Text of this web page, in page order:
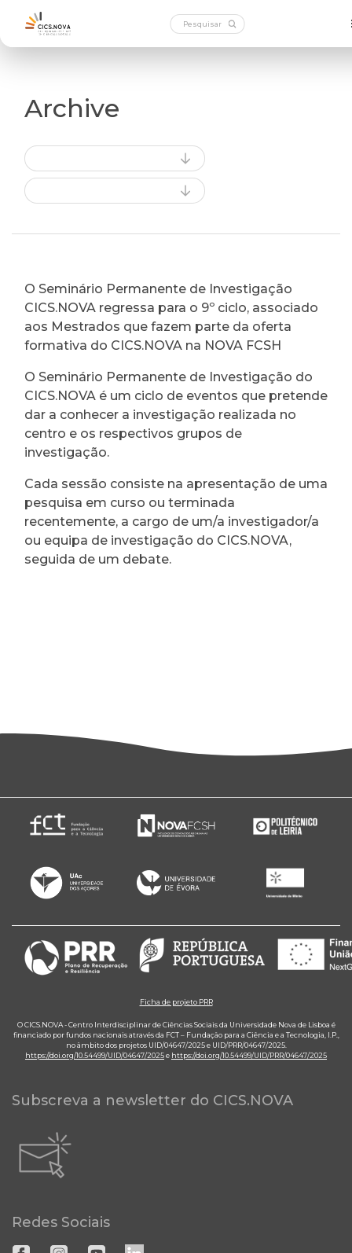
Archive
O Seminário Permanente de Investigação
CICS.NOVA regressa para o 9º ciclo, associado
aos Mestrados que fazem parte da oferta
formativa do CICS.NOVA na NOVA FCSH
O Seminário Permanente de Investigação do
CICS.NOVA é um ciclo de eventos que pretende
dar a conhecer a investigação realizada no
centro e os respectivos grupos de
investigação.
Cada sessão consiste na apresentação de uma
pesquisa em curso ou terminada
recentemente, a cargo de um/a investigador/a
ou equipa de investigação do CICS.NOVA,
seguida de um debate.
Ficha de projeto PRR
O CICS.NOVA - Centro Interdisciplinar de Ciências Sociais da Universidade Nova de Lisboa é
financiado por fundos nacionais através da FCT – Fundação para a Ciência e a Tecnologia, I.P.,
no âmbito dos projetos UID/04647/2025 e UID/PRR/04647/2025.
https://doi.org/10.54499/UID/04647/2025e https://doi.org/10.54499/UID/PRR/04647/2025
Subscreva a newsletter do CICS.NOVA
Redes Sociais